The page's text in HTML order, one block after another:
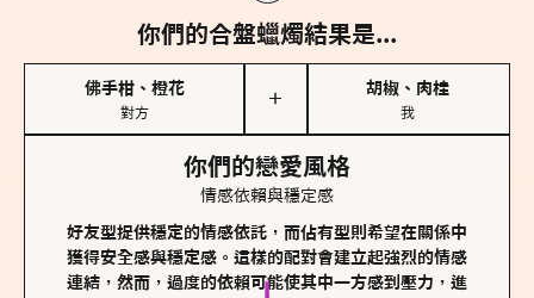
你們的合盤蠟燭結果是...
佛手柑、橙花
對方
＋
胡椒、肉桂
我
你們的戀愛風格
情感依賴與穩定感
好友型提供穩定的情感依託，而佔有型則希望在關係中
獲得安全感與穩定感。這樣的配對會建立起強烈的情感
連結，然而，過度的依賴可能使其中一方感到壓力，進